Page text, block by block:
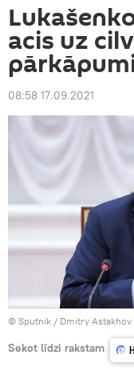
acis uz
08:58 17.09.2021
© Sputnik / Dmitry Astakhov
Sekot līdzi rakstam